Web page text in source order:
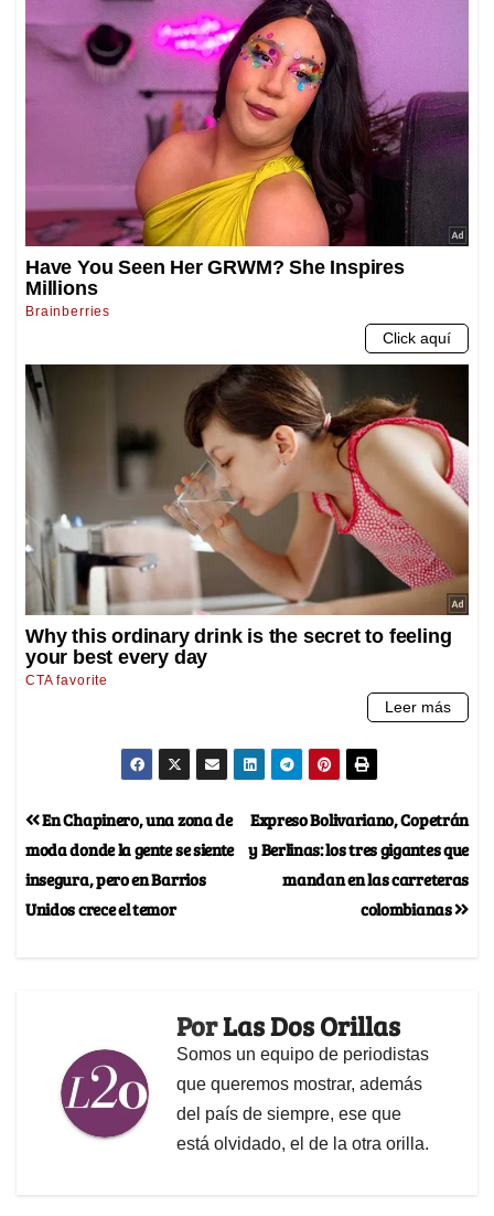
Expreso Bolivariano, Copetrán
y Berlinas: los tres gigantes que
mandan en las carreteras
colombianas
En Chapinero, una zona de
moda donde la gente se siente
insegura, pero en Barrios
Unidos crece el temor
PorLas Dos Orillas
Somos un equipo de periodistas
que queremos mostrar, además
del país de siempre, ese que
está olvidado, el de la otra orilla.